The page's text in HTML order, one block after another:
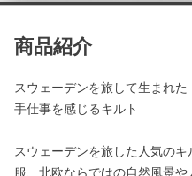
商品紹介
スウェーデンを旅して生まれた
手仕事を感じるキルト
スウェーデンを旅した人気の
服、北欧ならではの自然風景